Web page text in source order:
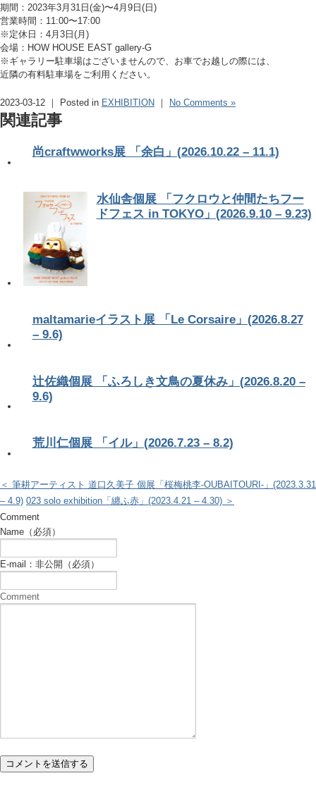
期間：2023年3月31日(金)〜4月9日(日)
営業時間：11:00〜17:00
※定休日：4月3日(月)
会場：HOW HOUSE EAST gallery-G
※ギャラリー駐車場はございませんので、お車でお越しの際には、
近隣の有料駐車場をご利用ください。
2023-03-12 ｜ Posted in EXHIBITION ｜ No Comments »
関連記事
尚craftwworks展 「余白」(2026.10.22 – 11.1)
水仙舎個展 「フクロウと仲間たちフー
ドフェス in TOKYO」(2026.9.10 – 9.23)
maltamarieイラスト展 「Le Corsaire」(2026.8.27
– 9.6)
辻佐織個展 「ふろしき文鳥の夏休み」(2026.8.20 –
9.6)
荒川仁個展 「イル」(2026.7.23 – 8.2)
＜ 筆耕アーティスト 道口久美子 個展「桜梅桃李-OUBAITOURI-」(2023.3.31
– 4.9) 023 solo exhibition「纏ふ赤」(2023.4.21 – 4.30) ＞
Comment
Name（必須）
E-mail：非公開（必須）
Comment